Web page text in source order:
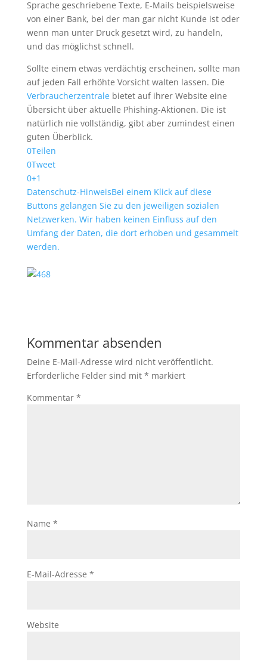
Sprache geschriebene Texte, E-Mails beispielsweise
von einer Bank, bei der man gar nicht Kunde ist oder
wenn man unter Druck gesetzt wird, zu handeln,
und das möglichst schnell.
Sollte einem etwas verdächtig erscheinen, sollte man
auf jeden Fall erhöhte Vorsicht walten lassen. Die
Verbraucherzentrale bietet auf ihrer Website eine
Übersicht über aktuelle Phishing-Aktionen. Die ist
natürlich nie vollständig, gibt aber zumindest einen
guten Überblick.
0Teilen
0Tweet
0+1
Datenschutz-HinweisBei einem Klick auf diese
Buttons gelangen Sie zu den jeweiligen sozialen
Netzwerken. Wir haben keinen Einfluss auf den
Umfang der Daten, die dort erhoben und gesammelt
werden.
Kommentar absenden
Deine E-Mail-Adresse wird nicht veröffentlicht.
Erforderliche Felder sind mit * markiert
Kommentar *
Name *
E-Mail-Adresse *
Website